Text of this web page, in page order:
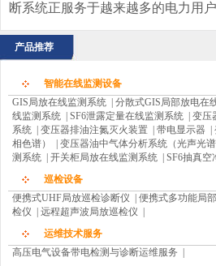
断系统正服务于越来越多的电力用户
产品推荐
智能在线监测设备
GIS局放在线监测系统| 分散式GIS局部放电在
线监测系统| SF6泄露定量在线监测系统| 变压
系统| 变压器排油注氮灭火装置| 带电显示器
相色谱）
变压器油中气体分析系统（光声光谱
测系统| 开关柜局放在线监测系统| SF6抽真空
巡检设备
便携式UHF局放巡检诊断仪
便携式多功能局
检仪
远程超声波局放巡检仪
运维技术服务
高压电气设备带电检测与诊断运维服务